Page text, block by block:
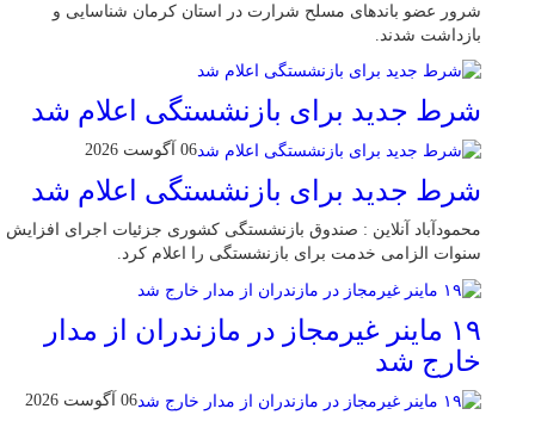
شرور عضو باند‌های مسلح شرارت در استان کرمان شناسایی و
بازداشت شدند.
شرط جدید برای بازنشستگی اعلام شد
06 آگوست 2026
شرط جدید برای بازنشستگی اعلام شد
محمودآباد آنلاین : صندوق بازنشستگی کشوری جزئیات اجرای افزایش
سنوات الزامی خدمت برای بازنشستگی را اعلام کرد.
۱۹ ماینر غیرمجاز در مازندران از مدار
خارج شد
06 آگوست 2026